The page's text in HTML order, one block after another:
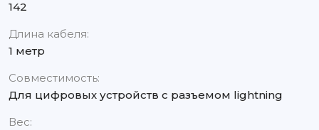
142
Длина кабеля:
1 метр
Совместимость:
Для цифровых устройств с разъемом lightning
Вес: